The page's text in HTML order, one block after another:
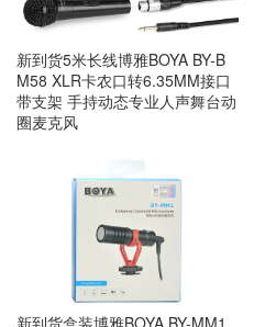
新到货5米长线博雅BOYA BY-B
M58 XLR卡农口转6.35MM接口
带支架 手持动态专业人声舞台动
圈麦克风
新到货盒装博雅BOYA BY-MM1